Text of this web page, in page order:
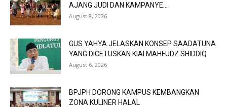
AJANG JUDI DAN KAMPANYE...
August 8, 2026
GUS YAHYA JELASKAN KONSEP SAADATUNA
YANG DICETUSKAN KIAI MAHFUDZ SHIDDIQ
August 6, 2026
BPJPH DORONG KAMPUS KEMBANGKAN
ZONA KULINER HALAL